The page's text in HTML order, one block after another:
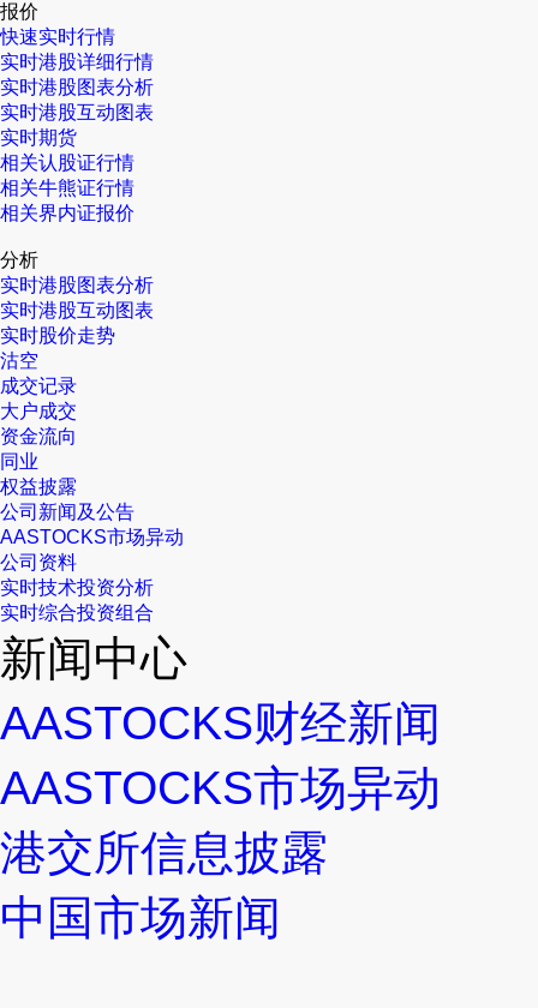
报价
快速实时行情
实时港股详细行情
实时港股图表分析
实时港股互动图表
实时期货
相关认股证行情
相关牛熊证行情
相关界内证报价
分析
实时港股图表分析
实时港股互动图表
实时股价走势
沽空
成交记录
大户成交
资金流向
同业
权益披露
公司新闻及公告
AASTOCKS市场异动
公司资料
实时技术投资分析
实时综合投资组合
新闻中心
AASTOCKS财经新闻
AASTOCKS市场异动
港交所信息披露
中国市场新闻